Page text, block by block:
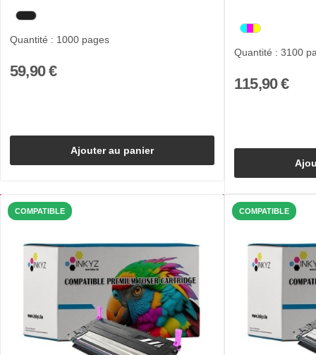
Quantité : 1000 pages
59,90 €
Ajouter au panier
Quantité : 3100
115,90 €
COMPATIBLE COMPATIBLE